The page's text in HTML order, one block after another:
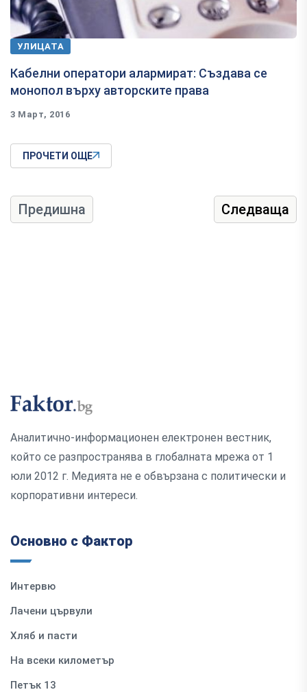
УЛИЦАТА
Кабелни оператори алармират: Създава се
монопол върху авторските права
3 Март, 2016
ПРОЧЕТИ ОЩЕ
Предишна Следваща
Аналитично-информационен електронен вестник,
който се разпространява в глобалната мрежа от 1
юли 2012 г. Медията не е обвързана с политически и
корпоративни интереси.
Основно с Фактор
Интервю
Лачени цървули
Хляб и пасти
На всеки километър
Петък 13